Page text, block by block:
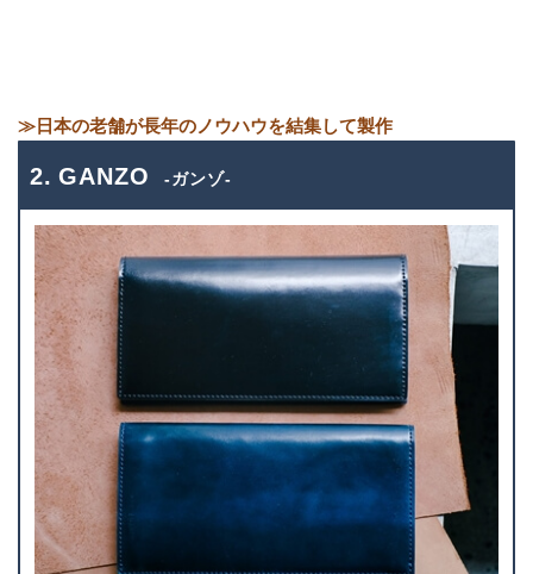
≫日本の老舗が長年のノウハウを結集して製作
2. GANZO -ガンゾ-